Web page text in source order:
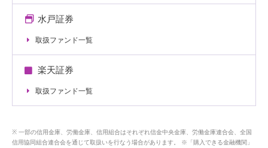
水戸証券
取扱ファンド一覧
楽天証券
取扱ファンド一覧
一部の信用金庫、労働金庫、信用組合はそれぞれ信金中央金庫、労働金庫連合会、全国
信用協同組合連合会を通じて取扱いを行なう場合があります。 ※「購入できる金融機関」